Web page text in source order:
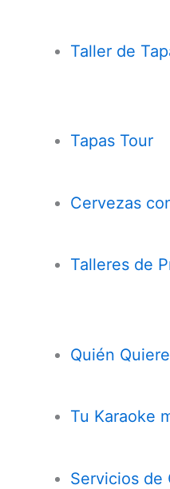
Taller de
Tapas Tour
Cervezas
Talleres de
Quién
Tu Karaoke
Servicios de